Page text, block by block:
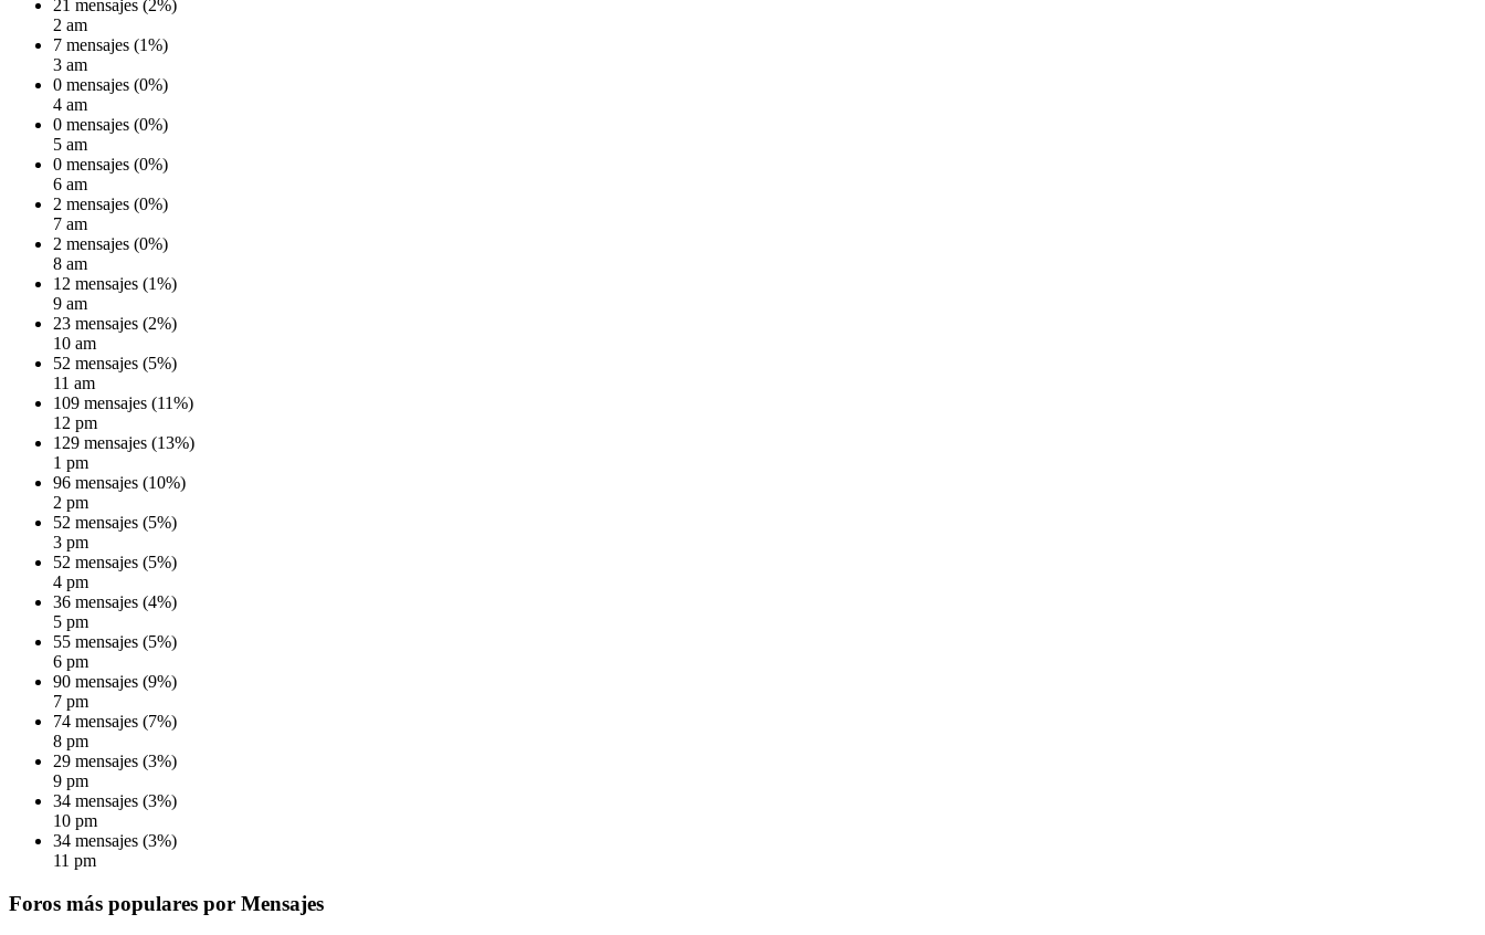
21 mensajes (2%)
2 am
7 mensajes (1%)
3 am
0 mensajes (0%)
4 am
0 mensajes (0%)
5 am
0 mensajes (0%)
6 am
2 mensajes (0%)
7 am
2 mensajes (0%)
8 am
12 mensajes (1%)
9 am
23 mensajes (2%)
10 am
52 mensajes (5%)
11 am
109 mensajes (11%)
12 pm
129 mensajes (13%)
1 pm
96 mensajes (10%)
2 pm
52 mensajes (5%)
3 pm
52 mensajes (5%)
4 pm
36 mensajes (4%)
5 pm
55 mensajes (5%)
6 pm
90 mensajes (9%)
7 pm
74 mensajes (7%)
8 pm
29 mensajes (3%)
9 pm
34 mensajes (3%)
10 pm
34 mensajes (3%)
11 pm
Foros más populares por Mensajes